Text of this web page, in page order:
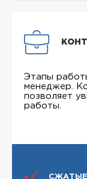
Этапы
менеджер.
позволяет
работы.